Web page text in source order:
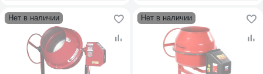
Нет в наличии Нет в наличии